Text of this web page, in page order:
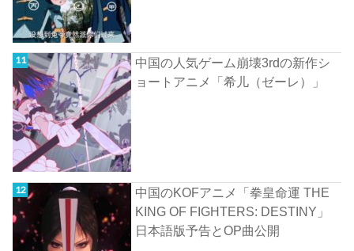
中国の人気ゲーム崩壊3rdの新作シ
ョートアニメ「希儿（ゼーレ）」
中国のKOFアニメ「拳皇命運 THE
KING OF FIGHTERS: DESTINY」
日本語版予告とOP曲公開